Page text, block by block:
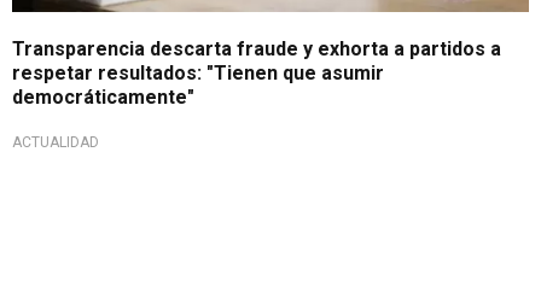
Transparencia descarta fraude y exhorta a partidos a
respetar resultados: "Tienen que asumir
democráticamente"
ACTUALIDAD